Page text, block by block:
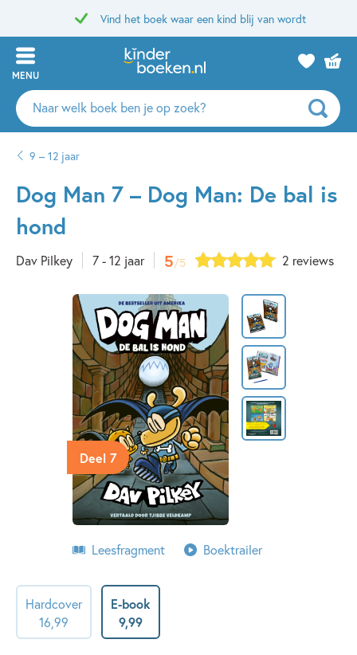
Vind het boek waar een kind blij van wordt
MENU
Zoeken
naar
auteurs
uitgevers
9 – 12 jaar
Dog Man 7 – Dog Man: De bal is
hond
Dav Pilkey 7 - 12 jaar 5/5 2 reviews
Deel 7
Leesfragment Boektrailer
Hardcover
16 99
E-book
9,99